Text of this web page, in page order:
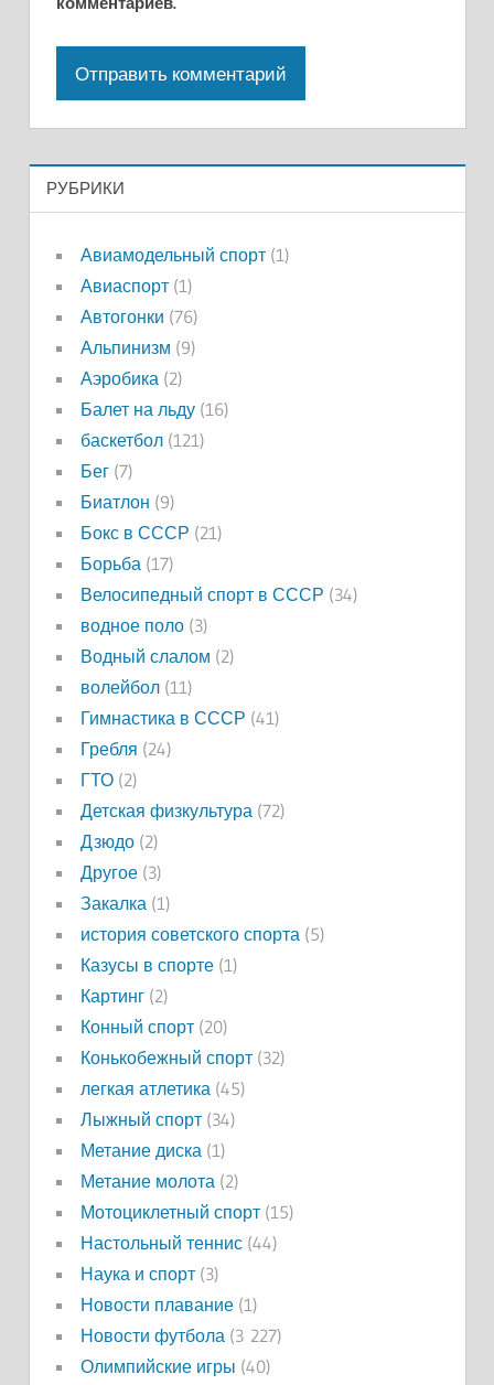
РУБРИКИ
Авиамодельный спорт(1)
Авиаспорт(1)
Автогонки (76)
Альпинизм (9)
Аэробика(2)
Балет на льду(16)
баскетбол(121)
Бег(7)
Биатлон (9)
Бокс в СССР (21)
Борьба(17)
Велосипедный спорт в СССР (34)
водное поло(3)
Водный слалом (2)
волейбол(11)
Гимнастика в СССР (41)
Гребля (24)
ГТО(2)
Детская физкультура(72)
Дзюдо(2)
Другое(3)
Закалка(1)
история советского спорта(5)
Казусы в спорте(1)
Картинг(2)
Конный спорт(20)
Конькобежный спорт(32)
легкая атлетика(45)
Лыжный спорт(34)
Метание диска(1)
Метание молота(2)
Мотоциклетный спорт(15)
Настольный теннис(44)
Наука и спорт(3)
Новости плавание(1)
Новости футбола(3 227)
Олимпийские игры (40)